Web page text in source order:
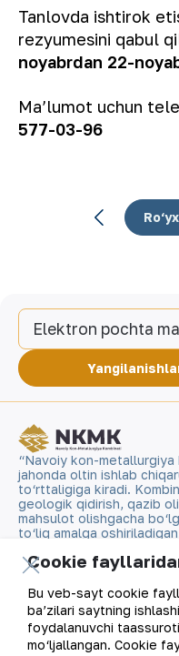
Tanlovda ishtirok
rezyumesini qabul
noyabrdan 22-
Ma’lumot uchun
577-03-96
Elektron pochta
“Navoiy kon-metallurgiya
jahonda oltin ishlab
to‘rttaligiga kiradi.
geologik qidirish, qazib
mahsulot olishgacha
to‘liq amalga
qimmatbaho metallar
brendiga aylandi.
Kompaniya haqida
Cookie
Bu veb-sayt cookie
ba’zilari saytning
foydalanuvchi
mo‘ljallangan. Cookie